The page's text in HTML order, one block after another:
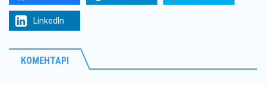
LinkedIn
КОМЕНТАРІ